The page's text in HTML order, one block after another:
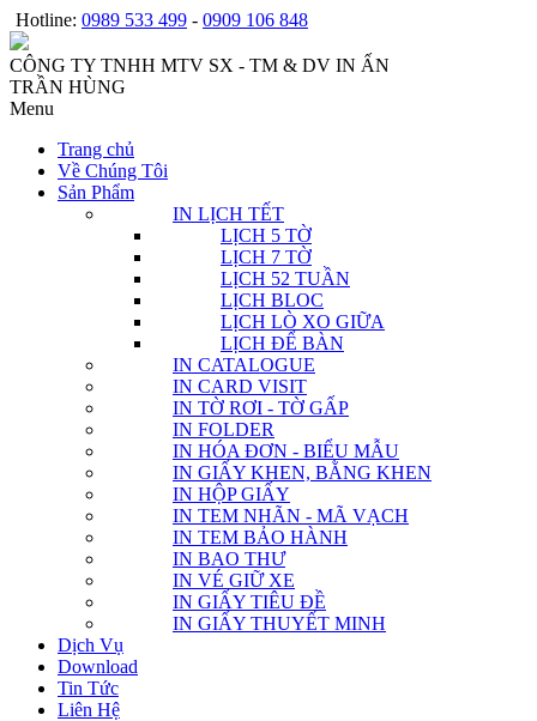
Hotline: 0989 533 499 - 0909 106 848
CÔNG TY TNHH MTV SX - TM & DV IN ẤN
TRẦN HÙNG
Menu
Trang chủ
Về Chúng Tôi
Sản Phẩm
IN LỊCH TẾT
LỊCH 5 TỜ
LỊCH 7 TỜ
LỊCH 52 TUẦN
LỊCH BLOC
LỊCH LÒ XO GIỮA
LỊCH ĐỂ BÀN
IN CATALOGUE
IN CARD VISIT
IN TỜ RƠI - TỜ GẤP
IN FOLDER
IN HÓA ĐƠN - BIỂU MẪU
IN GIẤY KHEN, BẰNG KHEN
IN HỘP GIẤY
IN TEM NHÃN - MÃ VẠCH
IN TEM BẢO HÀNH
IN BAO THƯ
IN VÉ GIỮ XE
IN GIẤY TIÊU ĐỀ
IN GIẤY THUYẾT MINH
Dịch Vụ
Download
Tin Tức
Liên Hệ